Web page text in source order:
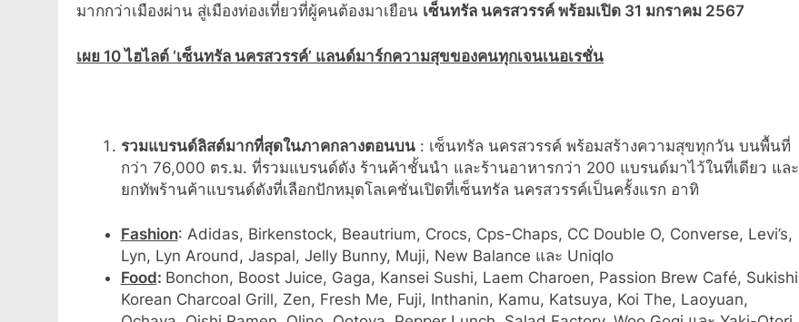
มากกว่าเมืองผ่าน สู่เมืองท่องเที่ยวที่ผู้คนต้องมาเยือน เซ็นทรัล นครสวรรค์ พร้อมเปิด 31 มกราคม 2567
เผย 10 ไฮไลต์ ‘เซ็นทรัล นครสวรรค์’ แลนด์มาร์กความสุขของคนทุกเจนเนอเรชั่น
รวมแบรนด์ลิสต์มากที่สุดในภาคกลางตอนบน: เซ็นทรัล นครสวรรค์ พร้อมสร้างความสุขทุกวัน บนพื้นที่
กว่า 76,000 ตร.ม. ที่รวมแบรนด์ดัง ร้านค้าชั้นนำ และร้านอาหารกว่า 200 แบรนด์มาไว้ในที่เดียว และ
ยกทัพร้านค้าแบรนด์ดังที่เลือกปักหมุดโลเคชั่นเปิดที่เซ็นทรัล นครสวรรค์เป็นครั้งแรก อาทิ
Fashion: Adidas, Birkenstock, Beautrium, Crocs, Cps-Chaps, CC Double O, Converse, Levi’s,
Lyn, Lyn Around, Jaspal, Jelly Bunny, Muji, New Balance และ Uniqlo
Food: Bonchon, Boost Juice, Gaga, Kansei Sushi, Laem Charoen, Passion Brew Café, Sukishi
Korean Charcoal Grill, Zen, Fresh Me, Fuji, Inthanin, Kamu, Katsuya, Koi The, Laoyuan,